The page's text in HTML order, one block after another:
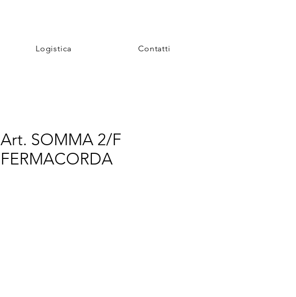
Logistica Contatti
Art. SOMMA 2/F
FERMACORDA